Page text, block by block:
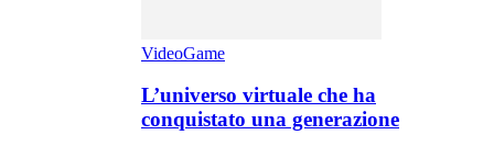
VideoGame
L’universo virtuale che ha
conquistato una generazione